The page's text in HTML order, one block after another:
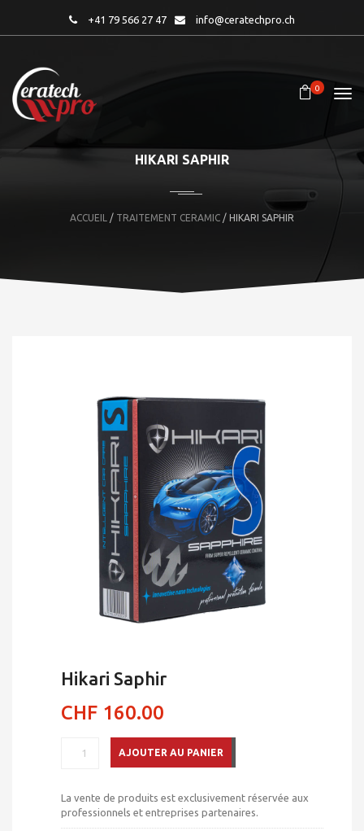
+41 79 566 27 47 info@ceratechpro.ch
0
HIKARI SAPHIR
ACCUEIL / TRAITEMENT CERAMIC / HIKARI SAPHIR
Hikari Saphir
CHF 160.00
QUANTITÉ
SAPHIR
AJOUTER AU PANIER
La vente de produits est exclusivement réservée aux
professionnels et entreprises partenaires.